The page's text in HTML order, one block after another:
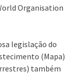
Organisation
legislação do
(Mapa)
também